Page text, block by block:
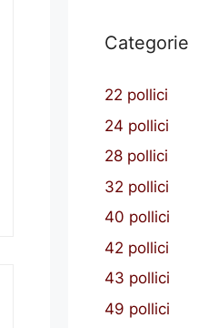
Categorie
22 pollici
24 pollici
28 pollici
32 pollici
40 pollici
42 pollici
43 pollici
49 pollici